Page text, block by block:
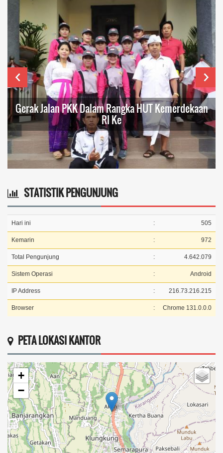
Gerak Jalan PKK Dalam Rangka HUT Kemerdekaan
RI Ke
STATISTIK PENGUNJUNG
Hari ini : 505
Kemarin : 972
Total Pengunjung : 4.642.079
Sistem Operasi : Android
IP Address : 216.73.216.215
Browser : Chrome 131.0.0.0
PETA LOKASI KANTOR
+
−